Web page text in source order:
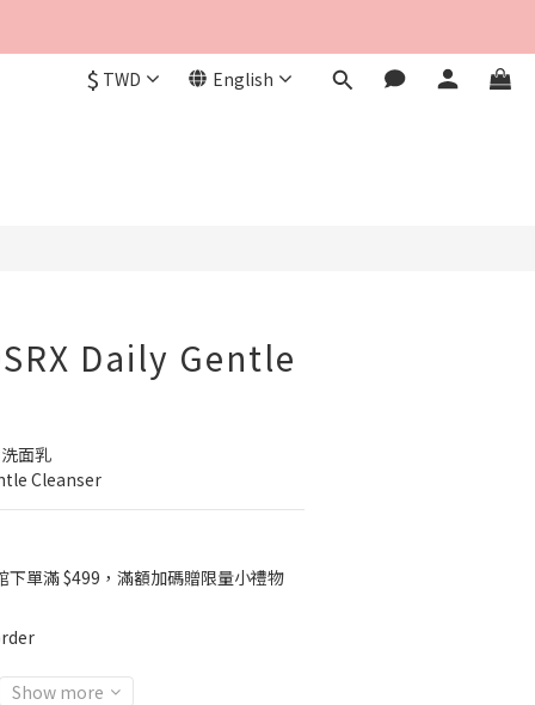
$ TWD English
Daily Gentle
面乳
Cleanser
下單滿 $499，滿額加碼贈限量小禮物
Show more
BUY NOW